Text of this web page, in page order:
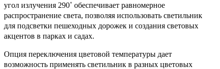
угол излучения 290˚ обеспечивает равномерное
распространение света, позволяя использовать светильник
для подсветки пешеходных дорожек и создания световых
акцентов в парках и садах.
Опция переключения цветовой температуры дает
возможность применять светильник в разных цветовых